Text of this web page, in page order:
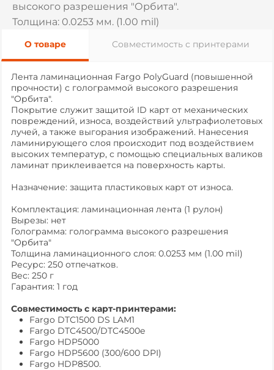
высокого разрешения "Орбита".
Толщина: 0.0253 мм. (1.00 mil)
О товаре Совместимость с принтерами
Лента ламинационная Fargo PolyGuard (повышенной
прочности) с голограммой высокого разрешения
"Орбита".
Покрытие cлужит защитой ID карт от механических
повреждений, износа, воздействий ультрафиолетовых
лучей, а также выгорания изображений. Нанесения
ламинирующего слоя происходит под воздействием
высоких температур, с помощью специальных валиков
ламинат приклеивается на поверхность карты.
Назначение: защита пластиковых карт от износа.
Комплектация: ламинационная лента (1 рулон)
Вырезы: нет
Голограмма: голограмма высокого разрешения
"Орбита"
Толщина ламинационного слоя: 0.0253 мм (1.00 mil)
Ресурс: 250 отпечатков.
Вес: 250 г
Гарантия: 1 год
Совместимость с карт-принтерами:
Fargo DTC1500 DS LAM1
Fargo DTC4500/DTC4500e
Fargo HDP5000
Fargo HDP5600 (300/600 DPI)
Fargo HDP8500.